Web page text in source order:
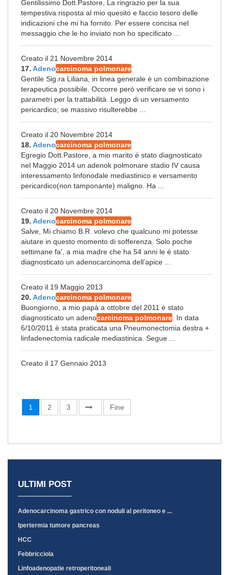
Gentilissimo Dott.Pastore, La ringrazio per la sua
tempestiva risposta al mio quesito e faccio tesoro delle
indicazioni che mi ha fornito. Per essere concisa nel
messaggio che le ho inviato non ho specificato ...
Creato il 21 Novembre 2014
17. Adenocarcinoma polmonare
Gentile Sig.ra Liliana, in linea generale è un combinazione
terapeutica possibile. Occorre però verificare se vi sono i
parametri per la trattabilità. Leggo di un versamento
pericardico; se massivo risulterebbe ...
Creato il 20 Novembre 2014
18. Adenocarcinoma polmonare
Egregio Dott.Pastore, a mio marito é stato diagnosticato
nel Maggio 2014 un adenok polmonare stadio IV causa
interessamento linfonodale mediastinico e versamento
pericardico(non tamponante) maligno. Ha ...
Creato il 20 Novembre 2014
19. Adenocarcinoma polmonare
Salve, Mi chiamo B.R. volevo che qualcuno mi potesse
aiutare in questo momento di sofferenza. Solo poche
settimane fa', a mia madre che ha 54 anni le è stato
diagnosticato un adenocarcinoma dell’apice ...
Creato il 19 Maggio 2013
20. Adenocarcinoma polmonare
Buongiorno, a mio papà a ottobre del 2011 è stato
diagnosticato un adenocarcinoma polmonare . In data
6/10/2011 è stata praticata una Pneumonectomia destra +
linfadenectomia radicale mediastinica. Segue ...
Creato il 17 Gennaio 2013
1 2 3 Fine
ULTIMI POST
Adenocarcinoma gastrico con noduli al peritoneo e ...
Ipertermia tumore pancreas
HCC
Febbricciola
Linfoadenopatie retroperitoneali